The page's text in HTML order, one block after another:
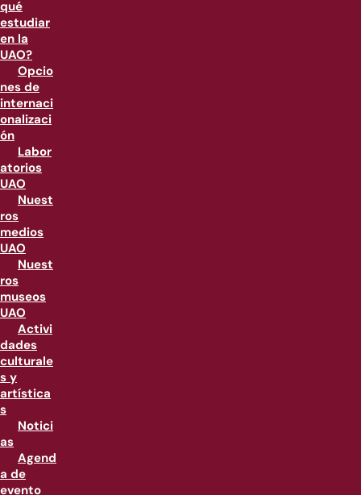
qué
estudiar
en la
UAO?
Opcio
nes de
internaci
onalizaci
ón
Labor
atorios
UAO
Nuest
ros
medios
UAO
Nuest
ros
museos
UAO
Activi
dades
culturale
s y
artística
s
Notici
as
Agend
a de
evento